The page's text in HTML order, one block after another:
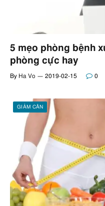
5 mẹo phòng bệnh
phòng cực hay
By Ha Vo 2019-02-15 0
GIẢM CÂN